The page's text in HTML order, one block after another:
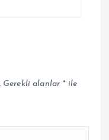
Gerekli alanlar *ile